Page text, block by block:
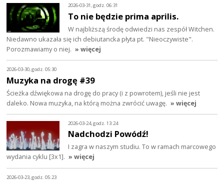
2026-03-31, godz. 06:31
To nie będzie prima aprilis.
W najbliższą środę odwiedzi nas zespół Witchen.
Niedawno ukazała się ich debiutancka płyta pt. "Nieoczywiste".
Porozmawiamy o niej. » więcej
2026-03-30, godz. 05:30
Muzyka na drogę #39
Ścieżka dźwiękowa na drogę do pracy (i z powrotem), jeśli nie jest
daleko. Nowa muzyka, na którą można zwrócić uwagę. » więcej
2026-03-24, godz. 13:24
Nadchodzi Powódź!
I zagra w naszym studiu. To w ramach marcowego
wydania cyklu [3x1]. » więcej
2026-03-23, godz. 05:23